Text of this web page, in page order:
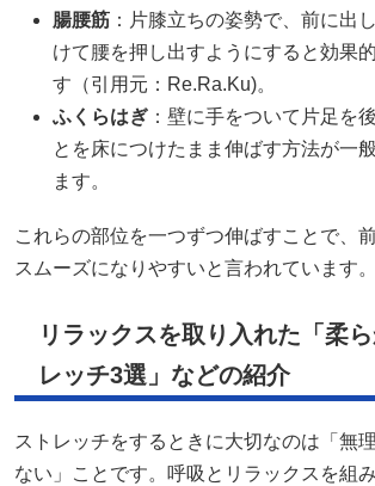
腸腰筋 ：片膝立ちの姿勢で、前に出
けて腰を押し出すようにすると効果
す（引用元： Re.Ra.Ku)。
ふくらはぎ ：壁に手をついて片足を
とを床につけたまま伸ばす方法が一
ます。
これらの部位を一つずつ伸ばすことで、
スムーズになりやすいと言われています。
リラックスを取り入れた「柔
レッチ3選」などの紹介
ストレッチをするときに大切なのは「無
ない」ことです。呼吸とリラックスを組